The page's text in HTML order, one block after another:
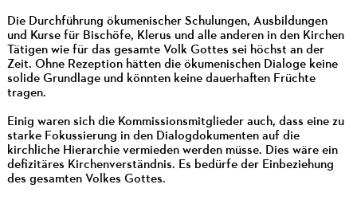
Die Durchführung ökumenischer Schulungen, Ausbildungen
und Kurse für Bischöfe, Klerus und alle anderen in den Kirchen
Tätigen wie für das gesamte Volk Gottes sei höchst an der
Zeit. Ohne Rezeption hätten die ökumenischen Dialoge keine
solide Grundlage und könnten keine dauerhaften Früchte
tragen.
Einig waren sich die Kommissionsmitglieder auch, dass eine zu
starke Fokussierung in den Dialogdokumenten auf die
kirchliche Hierarchie vermieden werden müsse. Dies wäre ein
defizitäres Kirchenverständnis. Es bedürfe der Einbeziehung
des gesamten Volkes Gottes.